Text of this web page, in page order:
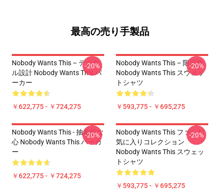
最高の売り手製品
Nobody Wants This – デジタ
ル設計 Nobody Wants This パ
ーカー
￥622,775 - ￥724,275
-20%
Nobody Wants This – 限定版
Nobody Wants This スウェッ
トシャツ
￥593,775 - ￥695,275
-20%
Nobody Wants This - 抽象的な
心 Nobody Wants This パーカ
ー
￥622,775 - ￥724,275
-20%
Nobody Wants This ファンお
気に入りコレクション
Nobody Wants This スウェッ
トシャツ
￥593,775 - ￥695,275
-20%